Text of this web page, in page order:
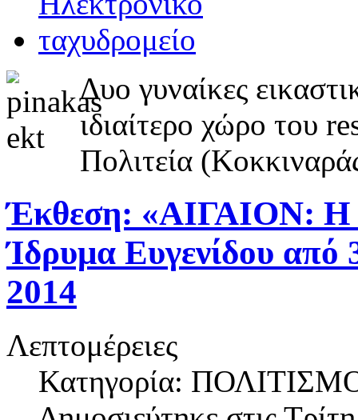
Δυο γυναίκες
ιδιαίτερο χώρο του
Πολιτεία
Έκθεση: «ΑΙΓΑΙΟΝ: Η
Ίδρυμα Ευγενίδου από
2014
Λεπτομέρειες
Κατηγορία: